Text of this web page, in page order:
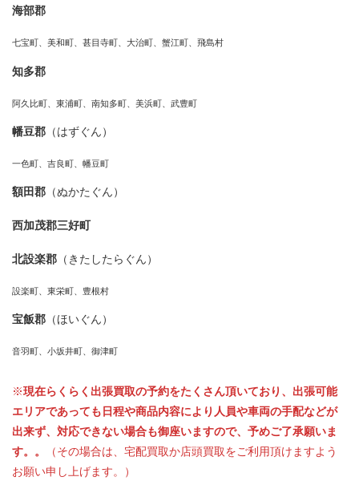
海部郡
七宝町、美和町、甚目寺町、大治町、蟹江町、飛島村
知多郡
阿久比町、東浦町、南知多町、美浜町、武豊町
幡豆郡 （はずぐん）
一色町、吉良町、幡豆町
額田郡 （ぬかたぐん）
西加茂郡三好町
北設楽郡 （きたしたらぐん）
設楽町、東栄町、豊根村
宝飯郡 （ほいぐん）
音羽町、小坂井町、御津町
※現在らくらく出張買取の予約をたくさん頂いており、出張可能
エリアであっても日程や商品内容により人員や車両の手配などが
出来ず、対応できない場合も御座いますので、予めご了承願いま
す。。
（その場合は、宅配買取か店頭買取をご利用頂けますよう
お願い申し上げます。）